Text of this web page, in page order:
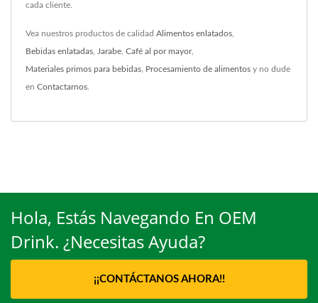
cada cliente.
Vea nuestros productos de calidad Alimentos enlatados
Bebidas enlatadas Jarabe Café al por mayor,
Materiales primos para bebidas Procesamiento de alimentos y no dude
en Contactarnos
Hola, Estás Navegando En OEM
Drink. ¿Necesitas Ayuda?
¡¡CONTÁCTANOS AHORA!!